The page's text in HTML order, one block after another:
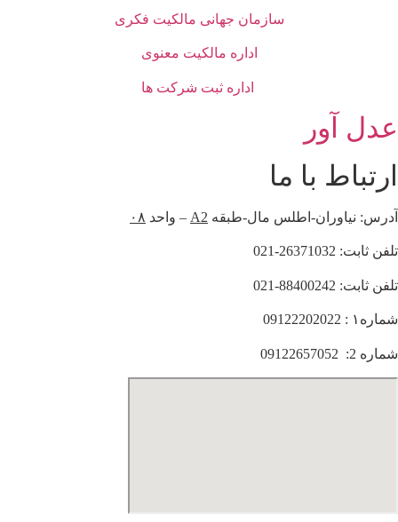
سازمان جهانی مالکیت فکری
اداره مالکیت معنوی
اداره ثبت شرکت ها
عدل آور
ارتباط با ما
آدرس: نیاوران-اطلس مال-طبقه A2 – واحد ۰۸
تلفن ثابت: 26371032-021
تلفن ثابت: 88400242-021
شماره۱ : 09122202022
شماره 2: 09122657052